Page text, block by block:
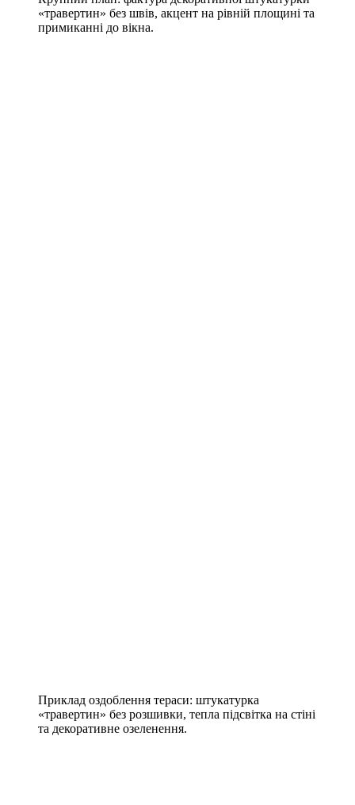
«травертин» без швів, акцент на рівній площині та
примиканні до вікна.
Приклад оздоблення тераси: штукатурка
«травертин» без розшивки, тепла підсвітка на стіні
та декоративне озеленення.